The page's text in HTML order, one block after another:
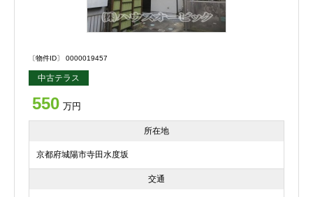
〔物件ID〕 0000019457
中古テラス
550 万円
所在地
京都府城陽市寺田水度坂
交通